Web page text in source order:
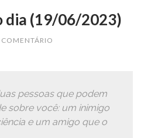
dia (19/06/2023)
pessoas que podem
sobre você: um inimigo
e um amigo que o